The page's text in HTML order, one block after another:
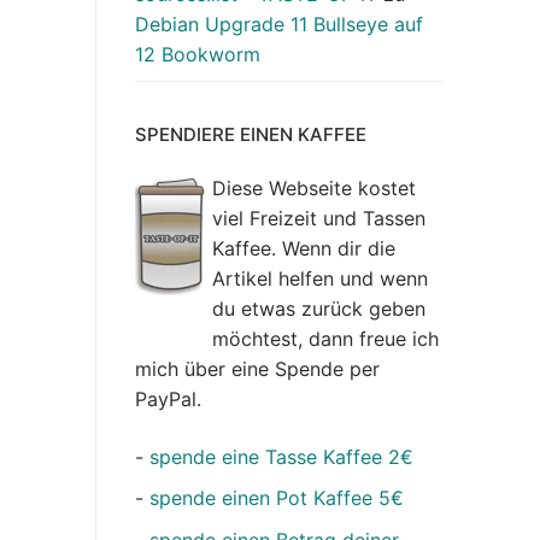
Debian Upgrade 11 Bullseye auf
12 Bookworm
SPENDIERE EINEN KAFFEE
Diese Webseite kostet
viel Freizeit und Tassen
Kaffee. Wenn dir die
Artikel helfen und wenn
du etwas zurück geben
möchtest, dann freue ich
mich über eine Spende per
PayPal.
- spende eine Tasse Kaffee 2€
- spende einen Pot Kaffee 5€